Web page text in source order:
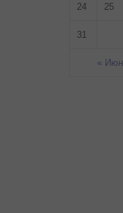
« Июн
24 25
31